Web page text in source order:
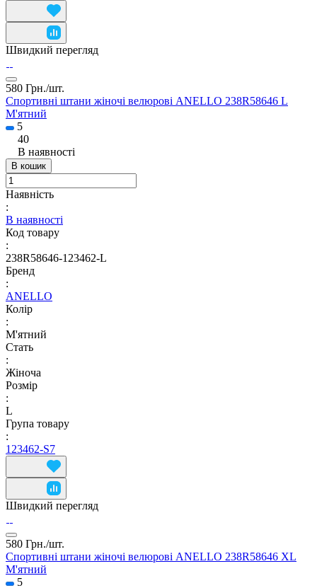
Швидкий перегляд
580 Грн./шт.
Спортивні штани жіночі велюрові ANELLO 238R58646 L
М'ятний
5
40
В наявності
В кошик
Наявність
:
В наявності
Код товару
:
238R58646-123462-L
Бренд
:
ANELLO
Колір
:
М'ятний
Стать
:
Жіноча
Розмір
:
L
Група товару
:
123462-S7
Швидкий перегляд
580 Грн./шт.
Спортивні штани жіночі велюрові ANELLO 238R58646 XL
М'ятний
5